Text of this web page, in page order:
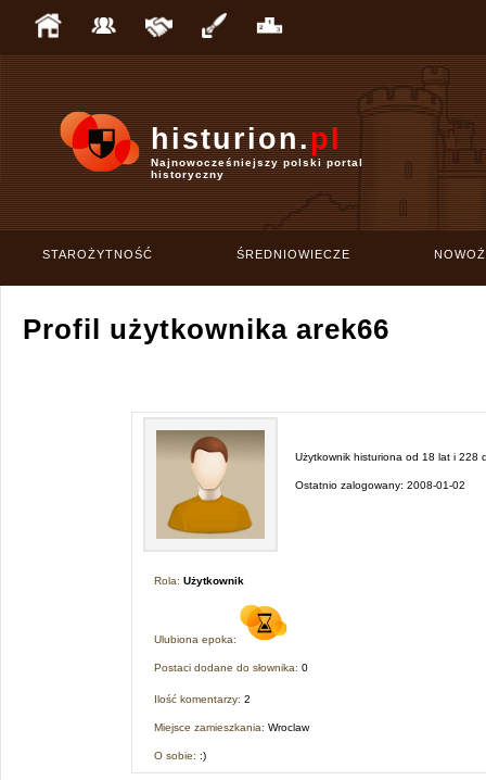
histurion.pl
Najnowocześniejszy polski portal
historyczny
STAROŻYTNOŚĆ ŚREDNIOWIECZE
Profil użytkownika arek66
Użytkownik histuriona od 18 lat i 228
Ostatnio zalogowany: 2008-01-02
Rola: Użytkownik
Ulubiona epoka:
Postaci dodane do słownika: 0
Ilość komentarzy: 2
Miejsce zamieszkania: Wroclaw
O sobie: :)